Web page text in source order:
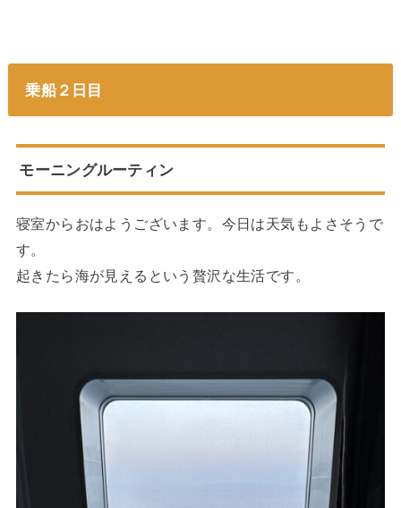
乗船２日目
モーニングルーティン
寝室からおはようございます。今日は天気もよさそうで
す。
起きたら海が見えるという贅沢な生活です。